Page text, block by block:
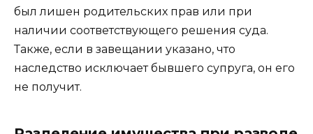
был лишен родительских прав или при
наличии соответствующего решения суда.
Также, если в завещании указано, что
наследство исключает бывшего супруга, он его
не получит.